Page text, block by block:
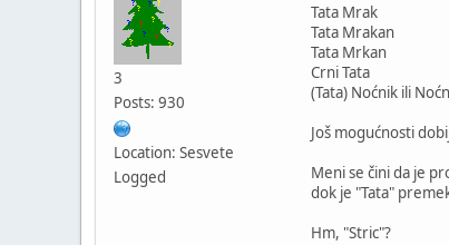
3
Posts: 930
Location: Sesvete
Logged
Tata Mrak
Tata Mrakan
Tata Mrkan
Crni Tata
(Tata) Noćnik ili
Još mogućnosti
Meni se čini da je
dok je "Tata"
Hm, "Stric"?